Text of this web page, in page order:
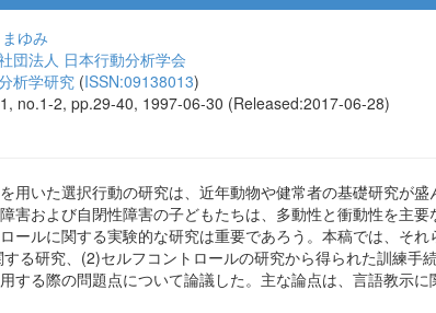
ゆみ
団法人 日本行動分析学会
析学研究 (ISSN:09138013)
no.1-2, pp.29-40, 1997-06-30 (Released:2017-06-28)
用いた選択行動の研究は、近年動物や健常者の基礎研究が
害および自閉性障害の子どもたちは、多動性と衝動性を主
ールに関する実験的な研究は重要であろう。本稿では、そ
る研究、(2)セルフコントロールの研究から得られた訓練手
する際の問題点について論議した。主な論点は、言語教示